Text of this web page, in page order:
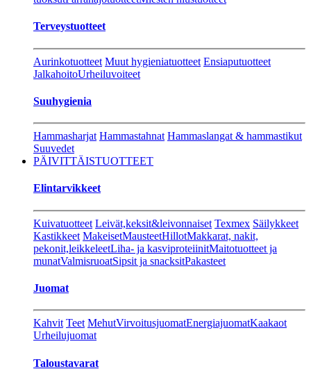
Terveystuotteet
Aurinkotuotteet Muut hygieniatuotteet Ensiaputuotteet
JalkahoitoUrheiluvoiteet
Suuhygienia
Hammasharjat Hammastahnat Hammaslangat & hammastikut
Suuvedet
PÄIVITTÄISTUOTTEET
Elintarvikkeet
Kuivatuotteet Leivät,keksit&leivonnaiset Texmex Säilykkeet
Kastikkeet MakeisetMausteetHillotMakkarat, nakit,
pekonit,leikkeleetLiha- ja kasviproteiinitMaitotuotteet ja
munatValmisruoatSipsit ja snacksitPakasteet
Juomat
Kahvit Teet MehutVirvoitusjuomatEnergiajuomatKaakaot
Urheilujuomat
Taloustavarat